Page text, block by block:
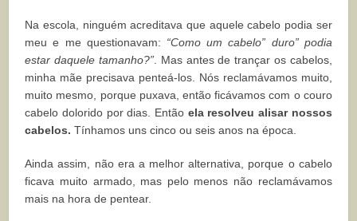
Na escola, ninguém acreditava que aquele cabelo podia ser
meu e me questionavam: “Como um cabelo” duro” podia
estar daquele tamanho?”. Mas antes de trançar os cabelos,
minha mãe precisava penteá-los. Nós reclamávamos muito,
muito mesmo, porque puxava, então ficávamos com o couro
cabelo dolorido por dias. Então ela resolveu alisar nossos
cabelos. Tínhamos uns cinco ou seis anos na época.
Ainda assim, não era a melhor alternativa, porque o cabelo
ficava muito armado, mas pelo menos não reclamávamos
mais na hora de pentear.